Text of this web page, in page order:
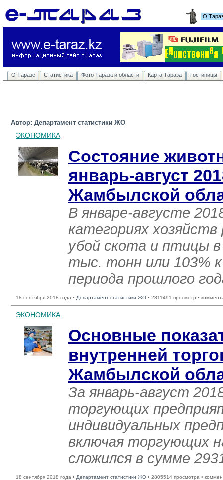
О
О Таразе Статистика Фото Тараза и области Карта Тараза Гостиницы
Автор: Департамент статистики ЖО
ЭКОНОМИКА
Состояние
январь-август
Жамбылской
В январе-августе
категориях хозяйств
убой скота и птицы
тыс. тонн или 103%
периода прошлого
18 сентября 2018 года • Департамент статистики ЖО • 2811491 просмотр •
ЭКОНОМИКА
Основные
внутренней
Жамбылской
За январь-август
торгующих
индивидуальных
включая торгующих
сложился в сумме
18 сентября 2018 года • Департамент статистики ЖО • 2805514 просмотра •